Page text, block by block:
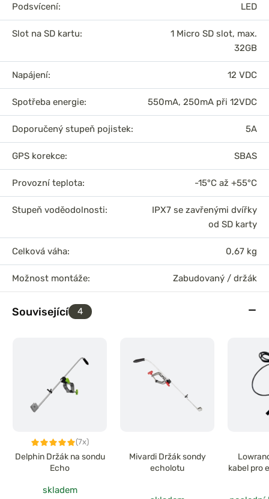
Podsvícení: LED
Slot na SD kartu:
1 Micro SD slot, max.
32GB
Napájení: 12 VDC
Spotřeba energie: 550mA, 250mA při 12VDC
Doporučený stupeň pojistek: 5A
GPS korekce: SBAS
Provozní teplota: -15°C až +55°C
Stupeň voděodolnosti:
IPX7 se zavřenými dvířky
od SD karty
Celková váha: 0,67 kg
Možnost montáže: Zabudovaný / držák
Související 4
(7x)
Delphin Držák na sondu
Echo
skladem
Mivardi Držák sondy
echolotu
kabel pro